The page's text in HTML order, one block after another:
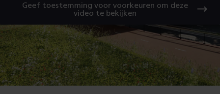
Geef toestemming voor voorkeuren om deze
video te bekijken